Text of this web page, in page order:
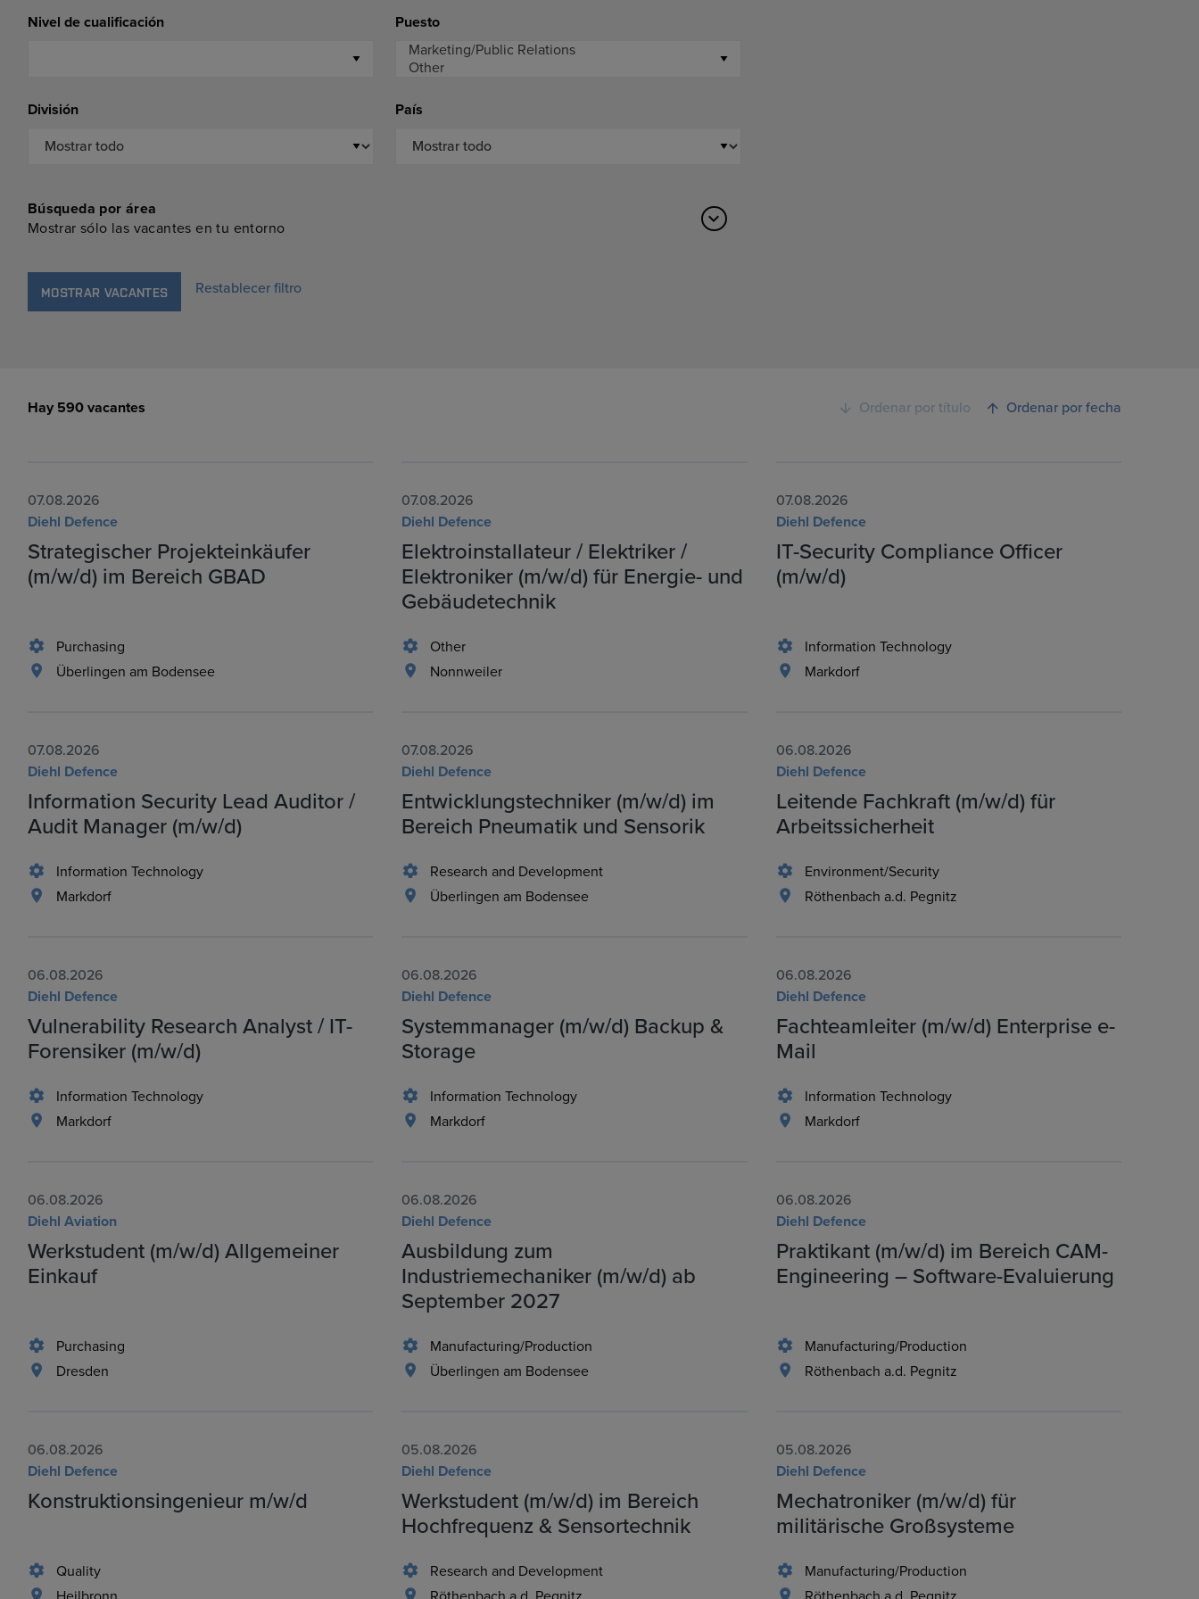
Nivel de cualificación Puesto
División País
Búsqueda por área
Mostrar sólo las vacantes en tu entorno
MOSTRAR VACANTES Restablecer filtro
Hay 590 vacantes Ordenar por título Ordenar por fecha
07.08.2026
Diehl Defence
Strategischer Projekteinkäufer
(m/w/d) im Bereich GBAD
Purchasing
Überlingen am Bodensee
07.08.2026
Diehl Defence
Elektroinstallateur / Elektriker /
Elektroniker (m/w/d) für Energie- und
Gebäudetechnik
Other
Nonnweiler
07.08.2026
Diehl Defence
IT-Security Compliance Officer
(m/w/d)
Information Technology
Markdorf
07.08.2026
Diehl Defence
Information Security Lead Auditor /
Audit Manager (m/w/d)
Information Technology
Markdorf
07.08.2026
Diehl Defence
Entwicklungstechniker (m/w/d) im
Bereich Pneumatik und Sensorik
Research and Development
Überlingen am Bodensee
06.08.2026
Diehl Defence
Leitende Fachkraft (m/w/d) für
Arbeitssicherheit
Environment/Security
Röthenbach a.d. Pegnitz
06.08.2026
Diehl Defence
Vulnerability Research Analyst / IT-
Forensiker (m/w/d)
Information Technology
Markdorf
06.08.2026
Diehl Defence
Systemmanager (m/w/d) Backup &
Storage
Information Technology
Markdorf
06.08.2026
Diehl Defence
Fachteamleiter (m/w/d) Enterprise e-
Mail
Information Technology
Markdorf
06.08.2026
Diehl Aviation
Werkstudent (m/w/d) Allgemeiner
Einkauf
Purchasing
Dresden
06.08.2026
Diehl Defence
Ausbildung zum
Industriemechaniker (m/w/d) ab
September 2027
Manufacturing/Production
Überlingen am Bodensee
06.08.2026
Diehl Defence
Praktikant (m/w/d) im Bereich CAM-
Engineering – Software-Evaluierung
Manufacturing/Production
Röthenbach a.d. Pegnitz
06.08.2026
Diehl Defence
Konstruktionsingenieur m/w/d
Quality
05.08.2026
Diehl Defence
Werkstudent (m/w/d) im Bereich
Hochfrequenz & Sensortechnik
Research and Development
05.08.2026
Diehl Defence
Mechatroniker (m/w/d) für
militärische Großsysteme
Manufacturing/Production